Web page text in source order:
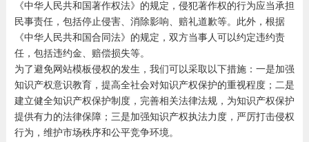
《中华人民共和国著作权法》的规定，侵犯著作权的行为应当承担
民事责任，包括停止侵害、消除影响、赔礼道歉等。此外，根据
《中华人民共和国合同法》的规定，双方当事人可以约定违约责
任，包括违约金、赔偿损失等。
为了避免网站模板侵权的发生，我们可以采取以下措施：一是加强
知识产权意识教育，提高全社会对知识产权保护的重视程度；二是
建立健全知识产权保护制度，完善相关法律法规，为知识产权保护
提供有力的法律保障；三是加强知识产权执法力度，严厉打击侵权
行为，维护市场秩序和公平竞争环境。